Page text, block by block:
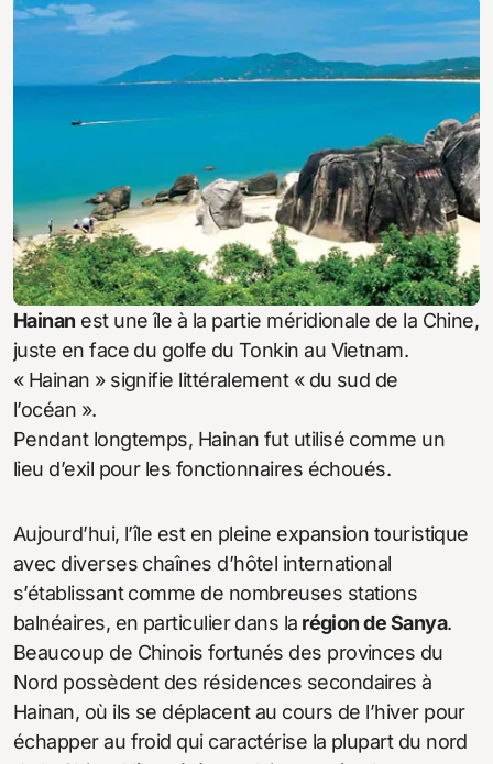
Hainan est une île à la partie méridionale de la Chine,
juste en face du golfe du Tonkin au Vietnam.
« Hainan » signifie littéralement « du sud de
l’océan ».
Pendant longtemps, Hainan fut utilisé comme un
lieu d’exil pour les fonctionnaires échoués.
Aujourd’hui, l’île est en pleine expansion touristique
avec diverses chaînes d’hôtel international
s’établissant comme de nombreuses stations
balnéaires, en particulier dans la région de Sanya.
Beaucoup de Chinois fortunés des provinces du
Nord possèdent des résidences secondaires à
Hainan, où ils se déplacent au cours de l’hiver pour
échapper au froid qui caractérise la plupart du nord